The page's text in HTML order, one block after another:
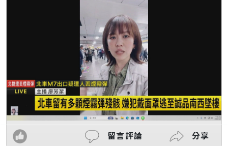
留言評論 分享